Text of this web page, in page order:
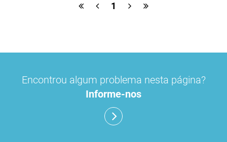
1
Encontrou algum problema nesta página?
Informe-nos